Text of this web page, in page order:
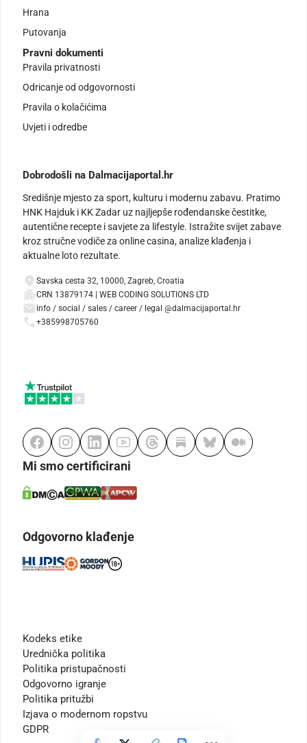
Hrana
Putovanja
Pravni dokumenti
Pravila privatnosti
Odricanje od odgovornosti
Pravila o kolačićima
Uvjeti i odredbe
Dobrodošli na Dalmacijaportal.hr
Središnje mjesto za sport, kulturu i modernu zabavu. Pratimo
HNK Hajduk i KK Zadar uz najljepše rođendanske čestitke,
autentične recepte i savjete za lifestyle. Istražite svijet zabave
kroz stručne vodiče za online casina, analize klađenja i
aktualne loto rezultate.
Savska cesta 32, 10000, Zagreb, Croatia
CRN 13879174 | WEB CODING SOLUTIONS LTD
info / social / sales / career / legal @dalmacijaportal.hr
+385998705760
Mi smo certificirani
Odgovorno klađenje
Kodeks etike
Urednička politika
Politika pristupačnosti
Odgovorno igranje
Politika pritužbi
Izjava o modernom ropstvu
GDPR